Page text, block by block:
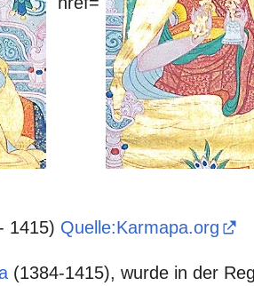
1415) Quelle:Karmapa.org
(1384-1415), wurde in der